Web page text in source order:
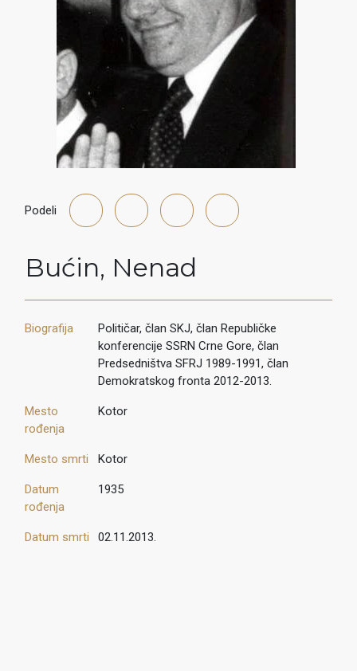
Podeli
Bućin, Nenad
Biografija
Političar, član SKJ, član Republičke
konferencije SSRN Crne Gore, član
Predsedništva SFRJ 1989-1991, član
Demokratskog fronta 2012-2013.
Mesto
rođenja
Kotor
Mesto smrti Kotor
Datum
rođenja
1935
Datum smrti 02.11.2013.